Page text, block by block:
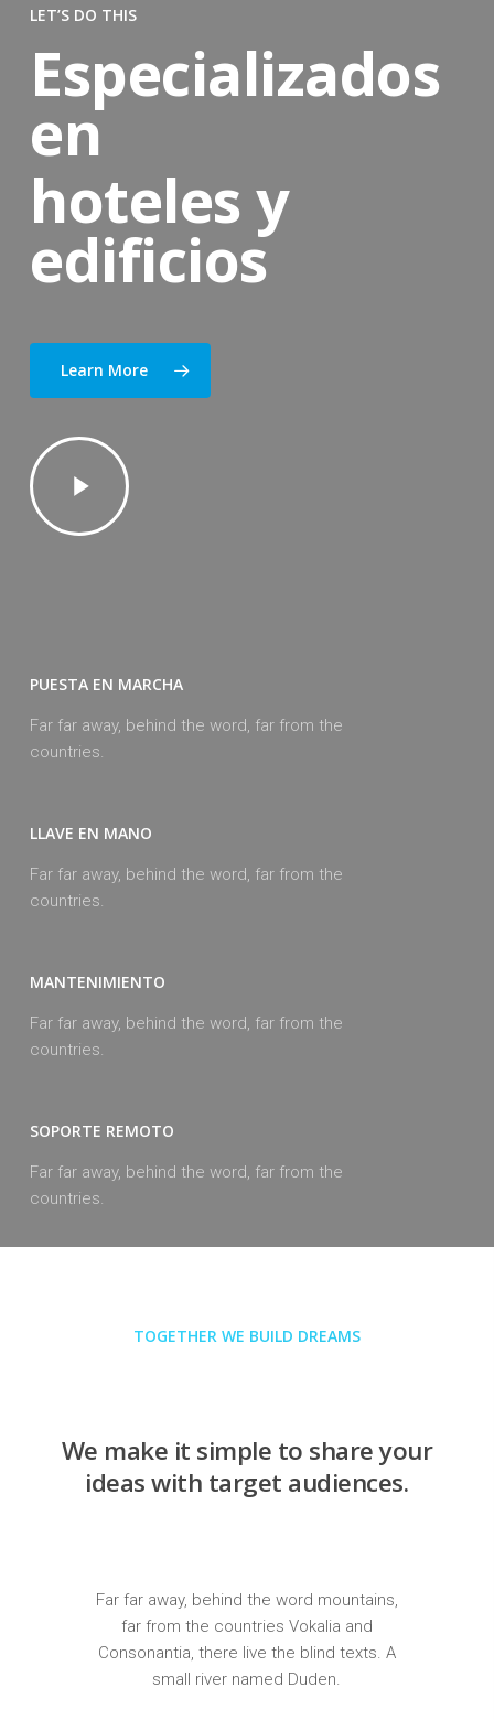
LET’S DO THIS
Especializados
en
hoteles y
edificios
Learn More
Play
Video
PUESTA EN MARCHA
Far far away, behind the word, far from the
countries.
LLAVE EN MANO
Far far away, behind the word, far from the
countries.
MANTENIMIENTO
Far far away, behind the word, far from the
countries.
SOPORTE REMOTO
Far far away, behind the word, far from the
countries.
TOGETHER WE BUILD DREAMS
We make it simple to share your
ideas with target audiences.
Far far away, behind the word mountains,
far from the countries Vokalia and
Consonantia, there live the blind texts. A
small river named Duden.